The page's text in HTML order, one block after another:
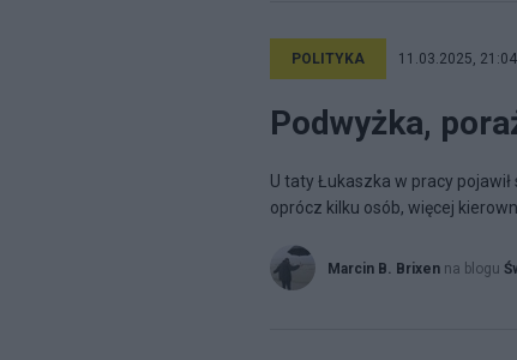
POLITYKA 11.03.2025, 21:04
Podwyżka,
U taty Łukaszka w pracy
oprócz kilku osób, więcej
Marcin B. Brixen na blogu